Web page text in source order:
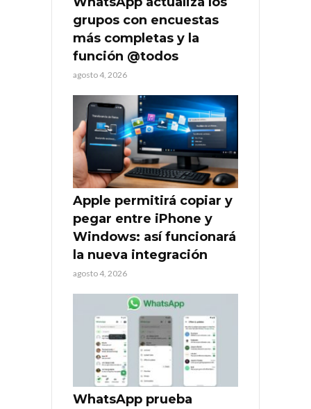
grupos con encuestas
más completas y la
función @todos
agosto 4, 2026
Apple permitirá copiar y
pegar entre iPhone y
Windows: así funcionará
la nueva integración
agosto 4, 2026
WhatsApp prueba